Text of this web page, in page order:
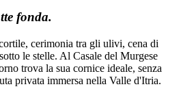
fonda.
cerimonia tra gli ulivi, cena di
le stelle. Al Casale del Murgese
trova la sua cornice ideale, senza
privata immersa nella Valle d'Itria.